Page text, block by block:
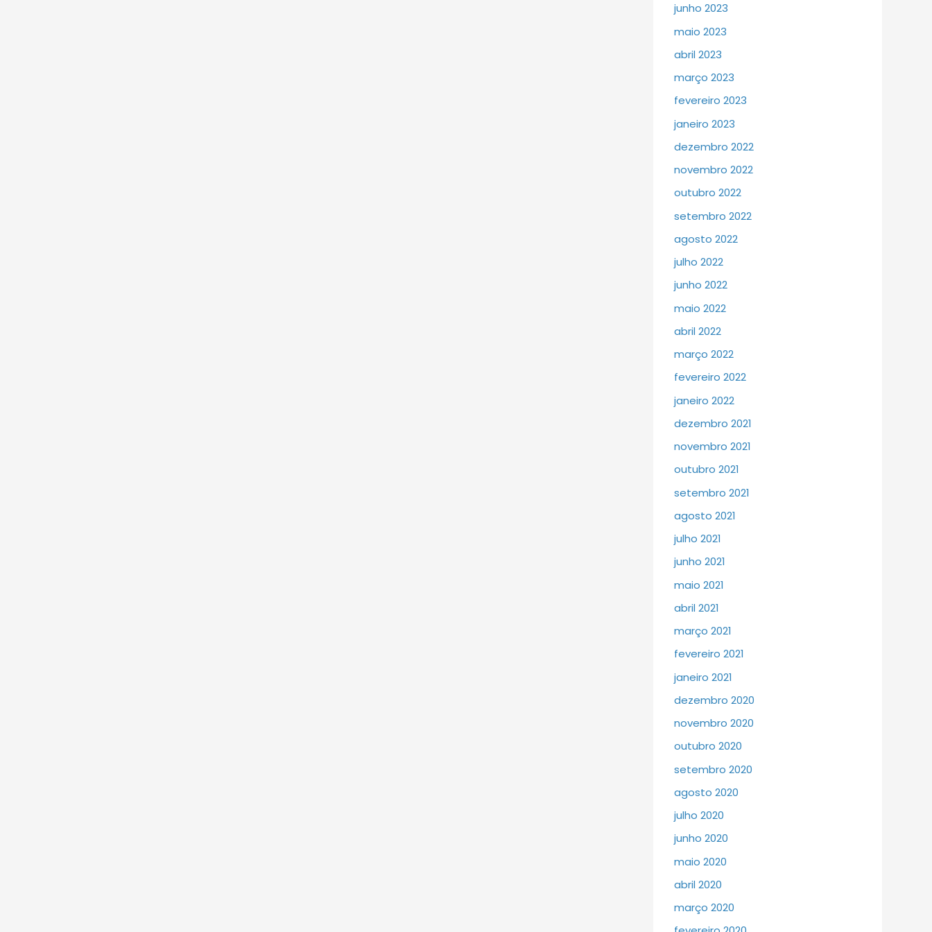
junho 2023
maio 2023
abril 2023
março 2023
fevereiro 2023
janeiro 2023
dezembro 2022
novembro 2022
outubro 2022
setembro 2022
agosto 2022
julho 2022
junho 2022
maio 2022
abril 2022
março 2022
fevereiro 2022
janeiro 2022
dezembro 2021
novembro 2021
outubro 2021
setembro 2021
agosto 2021
julho 2021
junho 2021
maio 2021
abril 2021
março 2021
fevereiro 2021
janeiro 2021
dezembro 2020
novembro 2020
outubro 2020
setembro 2020
agosto 2020
julho 2020
junho 2020
maio 2020
abril 2020
março 2020